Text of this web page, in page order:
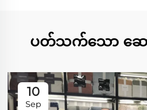
ပတ်သက်သော ဆေ
10
Sep